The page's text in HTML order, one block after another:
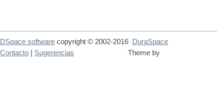
DSpace software copyright © 2002-2016
DuraSpace
Theme by
Contacto Sugerencias